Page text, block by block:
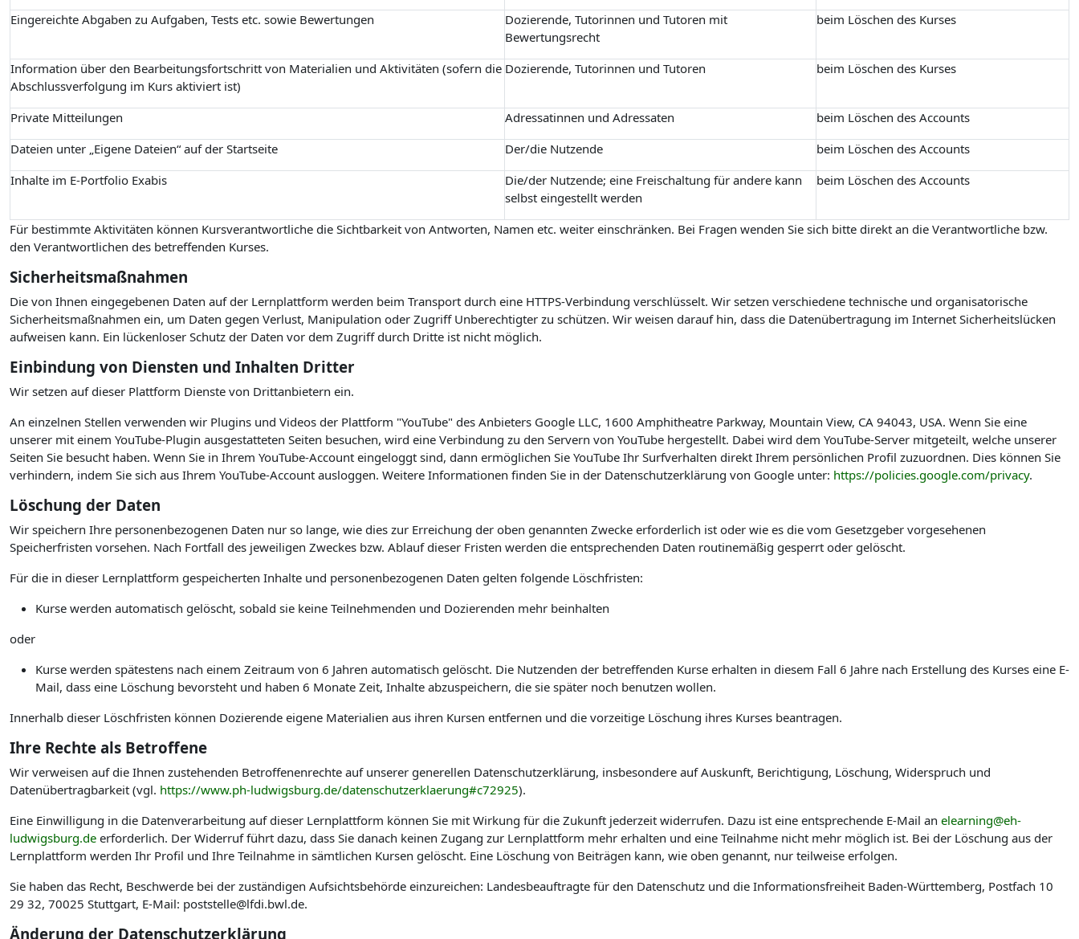
Eingereichte Abgaben zu Aufgaben, Tests etc. sowie Bewertungen
Dozierende, Tutorinnen und Tutoren mit
Bewertungsrecht
beim Löschen des Kurses
Information über den Bearbeitungsfortschritt von Materialien und Aktivitäten (sofern die
Abschlussverfolgung im Kurs aktiviert ist)
Dozierende, Tutorinnen und Tutoren beim Löschen des Kurses
Private Mitteilungen Adressatinnen und Adressaten
beim Löschen des Accounts
Dateien unter „Eigene Dateien“ auf der Startseite
Der/die Nutzende
beim Löschen des Accounts
Inhalte im E-Portfolio Exabis
Die/der Nutzende; eine Freischaltung für andere kann
selbst eingestellt werden
beim Löschen des Accounts
Für bestimmte Aktivitäten können Kursverantwortliche die Sichtbarkeit von Antworten, Namen etc. weiter einschränken. Bei Fragen wenden Sie sich bitte direkt an die Verantwortliche bzw.
den Verantwortlichen des betreffenden Kurses.
Sicherheitsmaßnahmen
Die von Ihnen eingegebenen Daten auf der Lernplattform werden beim Transport durch eine HTTPS-Verbindung verschlüsselt. Wir setzen verschiedene technische und organisatorische
Sicherheitsmaßnahmen ein, um Daten gegen Verlust, Manipulation oder Zugriff Unberechtigter zu schützen. Wir weisen darauf hin, dass die Datenübertragung im Internet Sicherheitslücken
aufweisen kann. Ein lückenloser Schutz der Daten vor dem Zugriff durch Dritte ist nicht möglich.
Einbindung von Diensten und Inhalten Dritter
Wir setzen auf dieser Plattform Dienste von Drittanbietern ein.
An einzelnen Stellen verwenden wir Plugins und Videos der Plattform "YouTube" des Anbieters Google LLC, 1600 Amphitheatre Parkway, Mountain View, CA 94043, USA. Wenn Sie eine
unserer mit einem YouTube-Plugin ausgestatteten Seiten besuchen, wird eine Verbindung zu den Servern von YouTube hergestellt. Dabei wird dem YouTube-Server mitgeteilt, welche unserer
Seiten Sie besucht haben. Wenn Sie in Ihrem YouTube-Account eingeloggt sind, dann ermöglichen Sie YouTube Ihr Surfverhalten direkt Ihrem persönlichen Profil zuzuordnen. Dies können Sie
verhindern, indem Sie sich aus Ihrem YouTube-Account ausloggen. Weitere Informationen finden Sie in der Datenschutzerklärung von Google unter: https://policies.google.com/privacy.
Löschung der Daten
Wir speichern Ihre personenbezogenen Daten nur so lange, wie dies zur Erreichung der oben genannten Zwecke erforderlich ist oder wie es die vom Gesetzgeber vorgesehenen
Speicherfristen vorsehen. Nach Fortfall des jeweiligen Zweckes bzw. Ablauf dieser Fristen werden die entsprechenden Daten routinemäßig gesperrt oder gelöscht.
Für die in dieser Lernplattform gespeicherten Inhalte und personenbezogenen Daten gelten folgende Löschfristen:
Kurse werden automatisch gelöscht, sobald sie keine Teilnehmenden und Dozierenden mehr beinhalten
oder
Kurse werden spätestens nach einem Zeitraum von 6 Jahren automatisch gelöscht. Die Nutzenden der betreffenden Kurse erhalten in diesem Fall 6 Jahre nach Erstellung des Kurses eine E-
Mail, dass eine Löschung bevorsteht und haben 6 Monate Zeit, Inhalte abzuspeichern, die sie später noch benutzen wollen.
Innerhalb dieser Löschfristen können Dozierende eigene Materialien aus ihren Kursen entfernen und die vorzeitige Löschung ihres Kurses beantragen.
Ihre Rechte als Betroffene
Wir verweisen auf die Ihnen zustehenden Betroffenenrechte auf unserer generellen Datenschutzerklärung, insbesondere auf Auskunft, Berichtigung, Löschung, Widerspruch und
Datenübertragbarkeit (vgl. https://www.ph-ludwigsburg.de/datenschutzerklaerung#c72925).
Eine Einwilligung in die Datenverarbeitung auf dieser Lernplattform können Sie mit Wirkung für die Zukunft jederzeit widerrufen. Dazu ist eine entsprechende E-Mail an elearning@eh-
ludwigsburg.de erforderlich. Der Widerruf führt dazu, dass Sie danach keinen Zugang zur Lernplattform mehr erhalten und eine Teilnahme nicht mehr möglich ist. Bei der Löschung aus der
Lernplattform werden Ihr Profil und Ihre Teilnahme in sämtlichen Kursen gelöscht. Eine Löschung von Beiträgen kann, wie oben genannt, nur teilweise erfolgen.
Sie haben das Recht, Beschwerde bei der zuständigen Aufsichtsbehörde einzureichen: Landesbeauftragte für den Datenschutz und die Informationsfreiheit Baden-Württemberg, Postfach 10
29 32, 70025 Stuttgart, E-Mail: poststelle@lfdi.bwl.de.
Änderung der Datenschutzerklärung